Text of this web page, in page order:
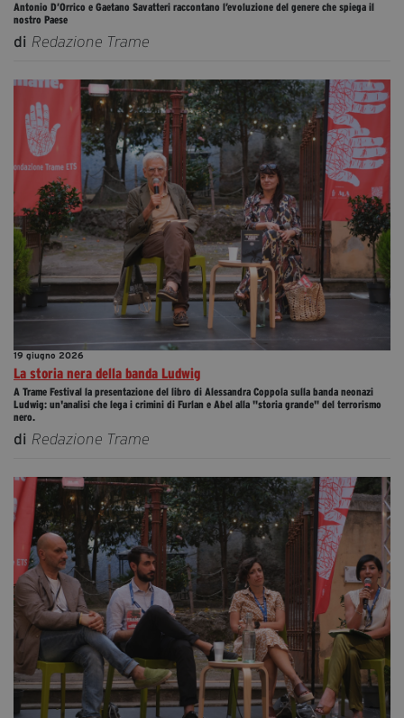
Antonio D’Orrico e Gaetano Savatteri raccontano l’evoluzione del genere che spiega il
nostro Paese
di Redazione Trame
19 giugno 2026
La storia nera della banda Ludwig
A Trame Festival la presentazione del libro di Alessandra Coppola sulla banda neonazi
Ludwig: un'analisi che lega i crimini di Furlan e Abel alla "storia grande" del terrorismo
nero.
di Redazione Trame